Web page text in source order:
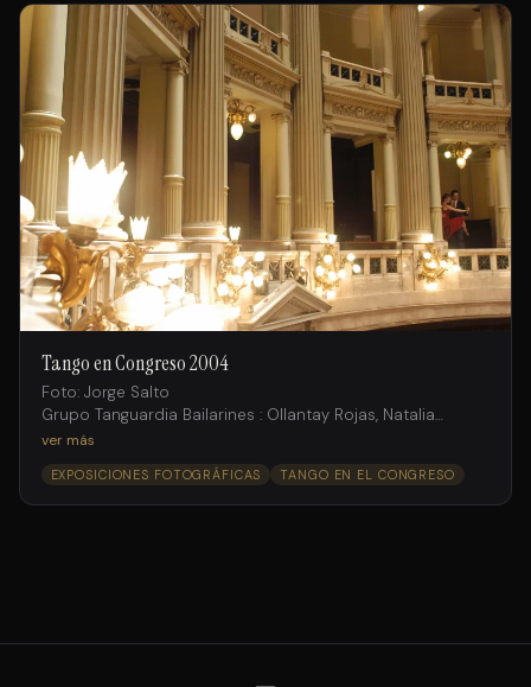
Tango en Congreso 2004
Foto: Jorge Salto
Grupo Tanguardia Bailarines : Ollantay Rojas, Natalia
Fossati , Andrés Ruiz;
Rosemvasser, Michaela Cortado.
ver más
EXPOSICIONES FOTOGRÁFICAS TANGO EN EL CONGRESO